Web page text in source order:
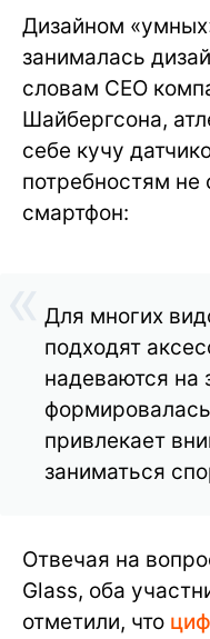
Дизайном
занималась
словам CEO
Шайбергсона,
себе кучу
потребностям не
смартфон:
Для многих
подходят
надеваются на
привлекает
заниматься
Отвечая на
Glass, оба
отметили, что